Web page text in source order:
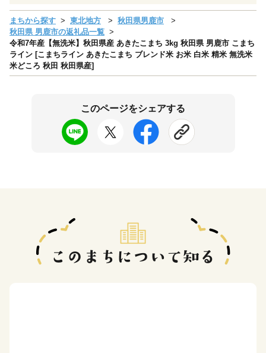
まちから探す 東北地方
秋田県男鹿市
秋田県 男鹿市の返礼品一覧
令和7年産【無洗米】秋田県産 あきたこまち 3kg 秋田県 男鹿市 こまち
ライン [こまちライン あきたこまち ブレンド米 お米 白米 精米 無洗米
米どころ 秋田 秋田県産]
このページをシェアする